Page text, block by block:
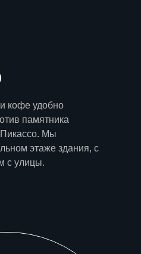
кофе удобно
памятника
Мы
этаже здания, с
с улицы.